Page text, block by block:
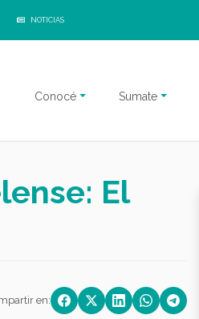
NOTICIAS
Conocé Sumate
El
en: